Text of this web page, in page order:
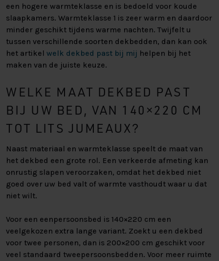
een hogere warmteklasse en is bedoeld voor koude
slaapkamers. Warmteklasse 1 is zeer warm en daardoor
minder geschikt tijdens warme nachten. Twijfelt u
tussen verschillende soorten dekbedden, dan kan ook
het artikel welk dekbed past bij mij helpen bij het
maken van de juiste keuze.
WELKE MAAT DEKBED PAST
BIJ UW BED, VAN 140×220 CM
TOT LITS JUMEAUX?
Naast materiaal en warmteklasse speelt de maat van
het dekbed een grote rol. Een verkeerde afmeting kan
onrustig slapen veroorzaken, omdat het dekbed niet
goed over uw bed valt of warmte vasthoudt waar u dat
niet wilt.
Voor een eenpersoonsbed is 140×220 cm een
veelgekozen extra lange variant. Zoekt u een dekbed
voor twee personen, dan is 200×200 cm geschikt voor
veel standaard tweepersoonsbedden. Voor meer ruimte